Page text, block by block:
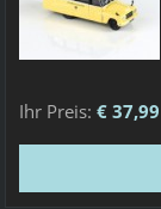
Ihr Preis: € 37,99